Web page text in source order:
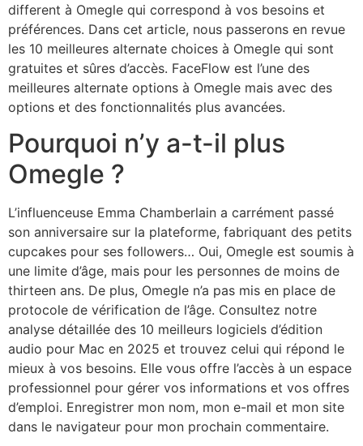
different à Omegle qui correspond à vos besoins et
préférences. Dans cet article, nous passerons en revue
les 10 meilleures alternate choices à Omegle qui sont
gratuites et sûres d’accès. FaceFlow est l’une des
meilleures alternate options à Omegle mais avec des
options et des fonctionnalités plus avancées.
Pourquoi n’y a-t-il plus
Omegle ?
L’influenceuse Emma Chamberlain a carrément passé
son anniversaire sur la plateforme, fabriquant des petits
cupcakes pour ses followers… Oui, Omegle est soumis à
une limite d’âge, mais pour les personnes de moins de
thirteen ans. De plus, Omegle n’a pas mis en place de
protocole de vérification de l’âge. Consultez notre
analyse détaillée des 10 meilleurs logiciels d’édition
audio pour Mac en 2025 et trouvez celui qui répond le
mieux à vos besoins. Elle vous offre l’accès à un espace
professionnel pour gérer vos informations et vos offres
d’emploi​. Enregistrer mon nom, mon e-mail et mon site
dans le navigateur pour mon prochain commentaire.